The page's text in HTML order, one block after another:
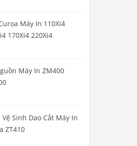
Máy In 110Xi4
170Xi4 220Xi4
Máy In ZM400
Vệ Sinh Dao Cắt Máy In
ZT410